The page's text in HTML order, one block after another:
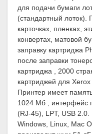
для подачи бумаги
(стандартный лоток).
карточках, пленках,
конвертах, матовой
заправку картриджа
после заправки
картриджа , 2000
картриджей для Xerox
Принтер имеет
1024 Мб , интерфейс
(RJ-45), LPT, USB
Windows, Linux, Mac